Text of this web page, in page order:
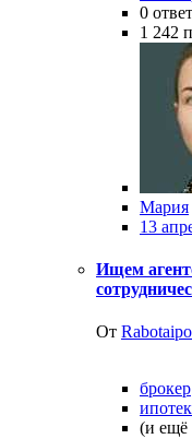
0
1 242
Мария
13
Ищем
От
брокер
(и ещё